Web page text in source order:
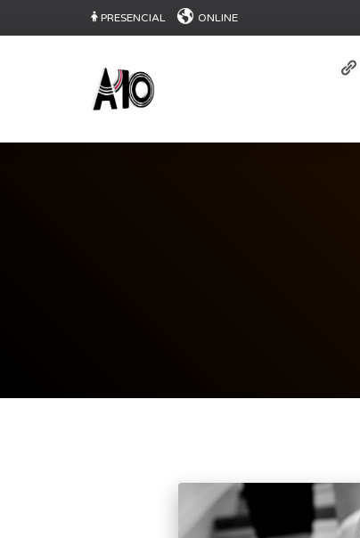
PRESENCIAL ONLINE